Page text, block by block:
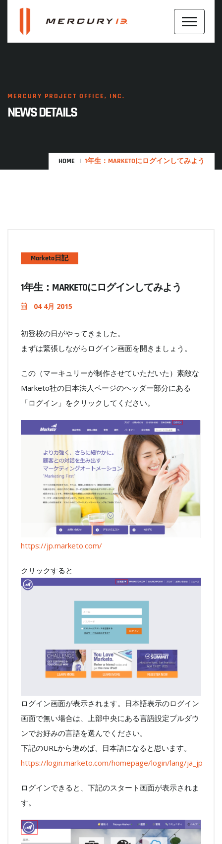
MERCURY PROJECT OFFICE, INC.
NEWS DETAILS
HOME 1年生：MARKETOにログインしてみよう
Marketo日記
1年生：MARKETOにログインしてみよう
04 4月 2015
初登校の日がやってきました。
まずは緊張しながらログイン画面を開きましょう。
この（マーキュリーが制作させていただいた）素敵な
Marketo社の日本法人ページのヘッダー部分にある
「ログイン」をクリックしてください。
https://jp.marketo.com/
クリックすると
ログイン画面が表示されます。日本語表示のログイン
画面で無い場合は、上部中央にある言語設定プルダウ
ンでお好みの言語を選んでください。
下記のURLから進めば、日本語になると思います。
https://login.marketo.com/homepage/login/lang/ja_jp
ログインできると、下記のスタート画面が表示されま
す。